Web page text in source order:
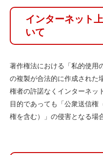
インターネット
いて
著作権法における「私的使用
の複製が合法的に作成された
権者の許諾なくインターネッ
目的であっても「公衆送信権
権を含む）」の侵害となる場